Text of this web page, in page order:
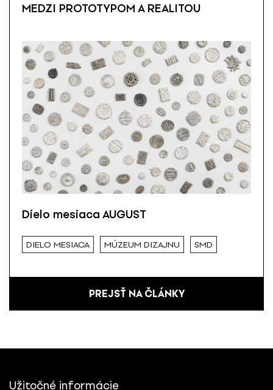
MEDZI PROTOTYPOM A REALITOU
Dielo mesiaca AUGUST
DIELO MESIACA MÚZEUM DIZAJNU SMD
PREJSŤ NA ČLÁNKY
Užitočné informácie